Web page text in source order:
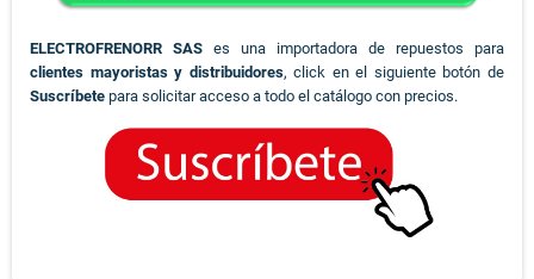
ELECTROFRENORR SAS es una importadora de repuestos para
clientes mayoristas y distribuidores, click en el siguiente botón de
Suscríbete para solicitar acceso a todo el catálogo con precios.